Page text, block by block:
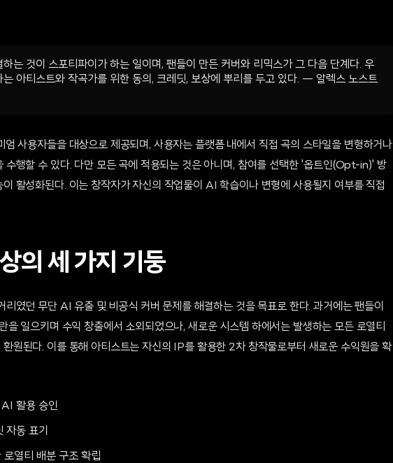
는 것이 스포티파이가 하는 일이며, 팬들이 만든 커버와 리믹스가 그 다음 단계다. 우
는 아티스트와 작곡가를 위한 동의, 크레딧, 보상에 뿌리를 두고 있다. — 알렉스 노스트
사용자들을 대상으로 제공되며, 사용자는 플랫폼 내에서 직접 곡의 스타일을 변형하거나
수행할 수 있다. 다만 모든 곡에 적용되는 것은 아니며, 참여를 선택한 '옵트인(Opt-in)' 방
활성화된다. 이는 창작자가 자신의 작업물이 AI 학습이나 변형에 사용될지 여부를 직접
의 세 가지 기둥
리였던 무단 AI 유출 및 비공식 커버 문제를 해결하는 것을 목표로 한다. 과거에는 팬들이
일으키며 수익 창출에서 소외되었으나, 새로운 시스템 하에서는 발생하는 모든 로열티
원된다. 이를 통해 아티스트는 자신의 IP를 활용한 2차 창작물로부터 새로운 수익원을 확
활용 승인
동 표기
열티 배분 구조 확립